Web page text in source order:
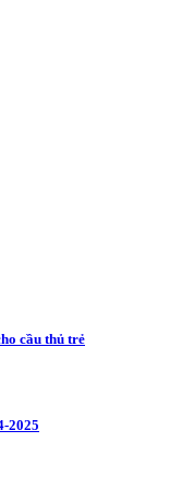
cầu thủ trẻ
2025